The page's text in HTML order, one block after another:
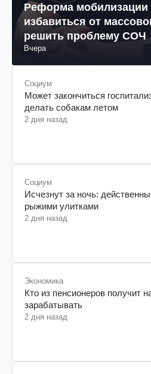
Реформа мобилизации
избавиться от
решить проблему СОЧ
Вчера
Социум
Может закончиться
делать собакам летом
2 дня назад
Социум
Исчезнут за ночь:
рыжими улитками
2 дня назад
Экономика
Кто из пенсионеров получит
зарабатывать
2 дня назад